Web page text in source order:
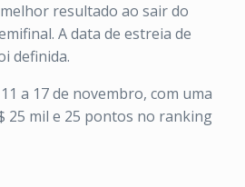
resultado ao sair do
A data de estreia de
definida.
a 17 de novembro, com uma
25 mil e 25 pontos no ranking